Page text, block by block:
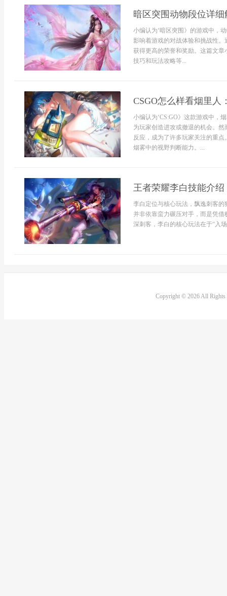
暗区突围动物段位详细
小编认为‘暗区突围》的游戏中，
影响着游戏的对战体验和挑战性
获得更高的荣誉和奖励。这篇文
技巧和玩法攻略等...
CSGO怎么样看烟里人
小编认为‘CS:GO》这款游戏中，
为玩家创造进攻或撤退的机会。
反应，成为了许多玩家关注的重
烟雾中的视野判断能力。...
王者荣耀李白技能介
李白定位与核心玩法，飘逸刺客
并非依靠蛮力碾压对手，而是凭
深刺客，李白的核心玩法在于“入
Copyright © 2026 All